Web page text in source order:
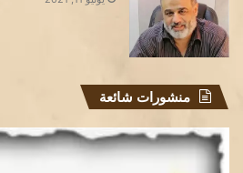
منشورات شائعة